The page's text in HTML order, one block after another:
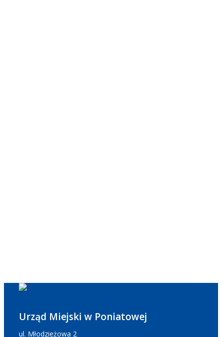
Urząd Miejski w Poniatowej
ul. Młodzieżowa 2